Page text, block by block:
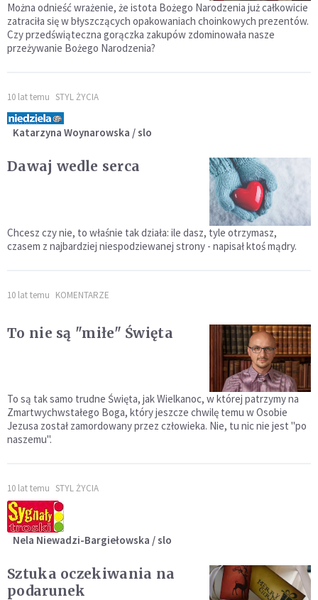
Można odnieść wrażenie, że istota Bożego Narodzenia już całkowicie
zatraciła się w błyszczących opakowaniach choinkowych prezentów.
Czy przedświąteczna gorączka zakupów zdominowała nasze
przeżywanie Bożego Narodzenia?
10 lat temu STYL ŻYCIA
Katarzyna Woynarowska / slo
Dawaj wedle serca
Chcesz czy nie, to właśnie tak działa: ile dasz, tyle otrzymasz,
czasem z najbardziej niespodziewanej strony - napisał ktoś mądry.
10 lat temu KOMENTARZE
To nie są "miłe" Święta
To są tak samo trudne Święta, jak Wielkanoc, w której patrzymy na
Zmartwychwstałego Boga, który jeszcze chwilę temu w Osobie
Jezusa został zamordowany przez człowieka. Nie, tu nic nie jest "po
naszemu".
10 lat temu STYL ŻYCIA
Nela Niewadzi-Bargiełowska / slo
Sztuka oczekiwania na
podarunek